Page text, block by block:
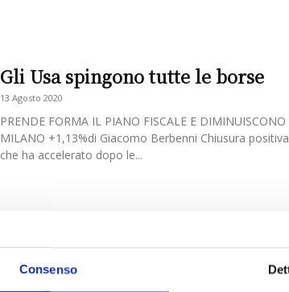
Consenso
Gli Usa spingono tutte le borse
13 Agosto 2020
PRENDE FORMA IL PIANO FISCALE E
MILANO +1,13%di Giacomo Berbenni Chiusura
che ha accelerato dopo le...